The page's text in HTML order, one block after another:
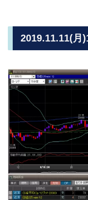
2019.11.11(月